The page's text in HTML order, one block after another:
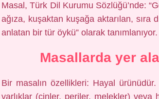
Masal, Türk Dil Kurumu Sözlüğü’nde:
ağıza, kuşaktan kuşağa aktarılan, sıra
anlatan bir tür öykü” olarak tanımlanıyor.
Masallarda yer
Bir masalın özellikleri: Hayal
varlıklar (cinler, periler, melekler)